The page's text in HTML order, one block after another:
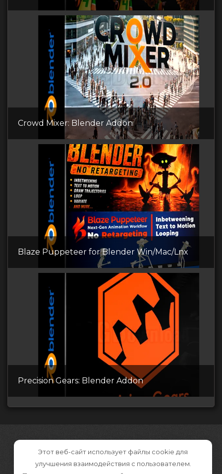
Crowd Mixer: Blender Addon
Blaze Puppeteer for Blender Win/Mac/Lnx
Precision Gears: Blender Addon
Этот веб-сайт использует файлы cookie для
улучшения взаимодействия с пользователем.